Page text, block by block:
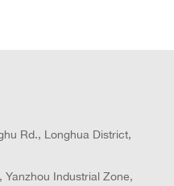
Rd., Longhua District,
Yanzhou Industrial Zone,